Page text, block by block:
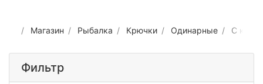
Магазин Рыбалка Крючки Одинарные С
Фильтр